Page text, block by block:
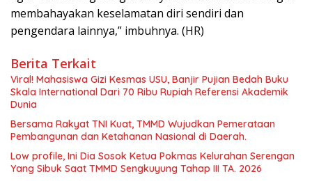
membahayakan keselamatan diri sendiri dan
pengendara lainnya,” imbuhnya. (HR)
Berita Terkait
Viral! Mahasiswa Gizi Kesmas USU, Banjir Pujian Bedah Buku
Skala International Dari 70 Ribu Rupiah Referensi Akademik
Dunia
Bersama Rakyat TNI Kuat, TMMD Wujudkan Pemerataan
Pembangunan dan Ketahanan Nasional di Daerah.
Low profile, Ini Dia Sosok Ketua Pokmas Kelurahan Serengan
Yang Sibuk Saat TMMD Sengkuyung Tahap III TA. 2026